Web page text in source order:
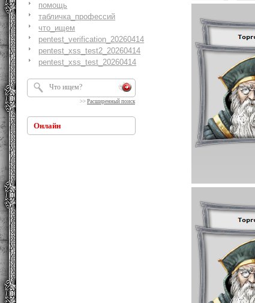
помощь
табличка_профессий
что_ищем
pentest_verification_20260414
pentest_xss_test2_20260414
pentest_xss_test_20260414
>> Расширенный поиск
Онлайн